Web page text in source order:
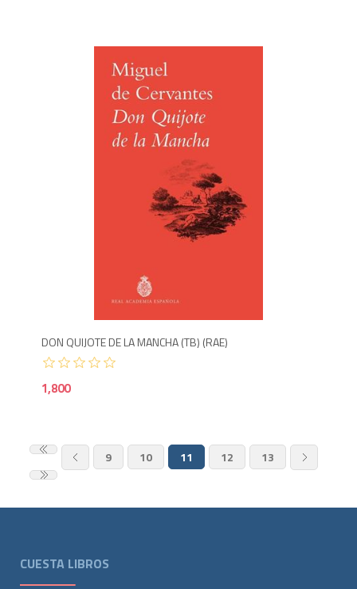
DON QUIJOTE DE LA MANCHA (TB) (RAE)
1,800
9 10 11 12 13
CUESTA LIBROS